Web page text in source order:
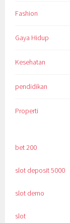
Fashion
Gaya Hidup
Kesehatan
pendidikan
Properti
bet 200
slot deposit 5000
slot demo
slot